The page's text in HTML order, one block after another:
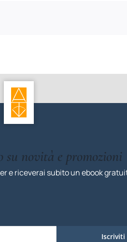
su novità e promozioni
e riceverai subito un ebook
Iscriviti